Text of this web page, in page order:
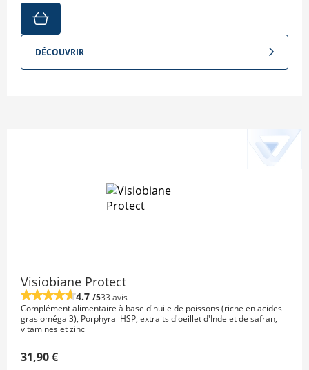
DÉCOUVRIR
Visiobiane Protect
4.7 /533 avis
Complément alimentaire à base d'huile de poissons (riche en acides
gras oméga 3), Porphyral HSP, extraits d'oeillet d'Inde et de safran,
vitamines et zinc
31,90 €